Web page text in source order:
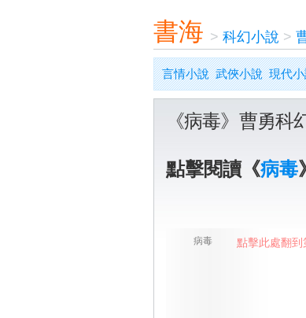
書海 > 科幻小說 >
言情小說 武俠小說 現代
《病毒》曹勇
點擊閱讀《病毒
病毒 點擊此處翻